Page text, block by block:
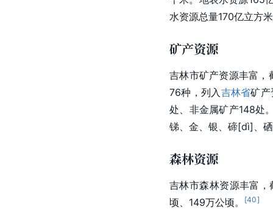
水资源总量170亿立方
矿产资源
吉林市矿产资源丰富
76种，列入 吉林省矿
处、非金属矿产148处
锑、金、银、 碲[dì]
森林资源
吉林市森林资源丰富
顷、149万公顷。
[40]